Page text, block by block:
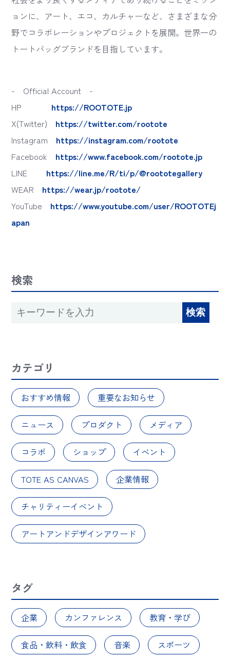
ョンに、アート、エコ、カルチャーなど、さまざまな分
野でコラボレーションやプロジェクトを展開。世界一の
トートバッグブランドを目指しています。
- Official Account -
HP https://ROOTOTE.jp
X(Twitter) https://twitter.com/rootote
Instagram https://instagram.com/rootote
Facebook https://www.facebook.com/rootote.jp
LINE https://line.me/R/ti/p/@roototegallery
WEAR https://wear.jp/rootote/
YouTube https://www.youtube.com/user/ROOTOTEj
apan
検索
カテゴリ
おすすめ情報 重要なお知らせ
ニュース プロダクト メディア
コラボ ショップ イベント
TOTE AS CANVAS 企業情報
チャリティーイベント
アートアンドデザインアワード
タグ
企業 カンファレンス 教育・学び
食品・飲料・飲食 音楽 スポーツ